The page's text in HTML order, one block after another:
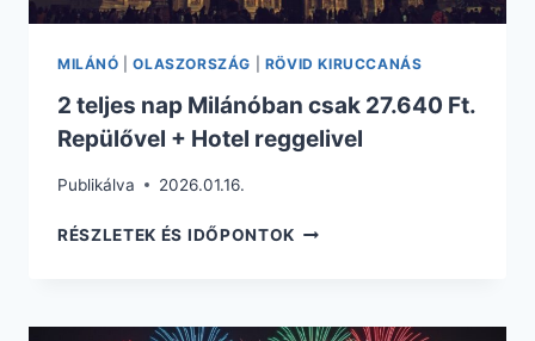
MILÁNÓ |OLASZORSZÁG RÖVID KIRUCCANÁS
2 teljes nap Milánóban csak 27.640 Ft.
Repülővel + Hotel reggelivel
Publikálva 2026.01.16.
RÉSZLETEK ÉS IDŐPONTOK 2
CSAK